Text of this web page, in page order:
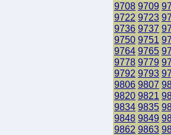
9708 9709
9722 9723
9736 9737
9750 9751
9764 9765
9778 9779
9792 9793
9806 9807
9820 9821
9834 9835
9848 9849
9862 9863